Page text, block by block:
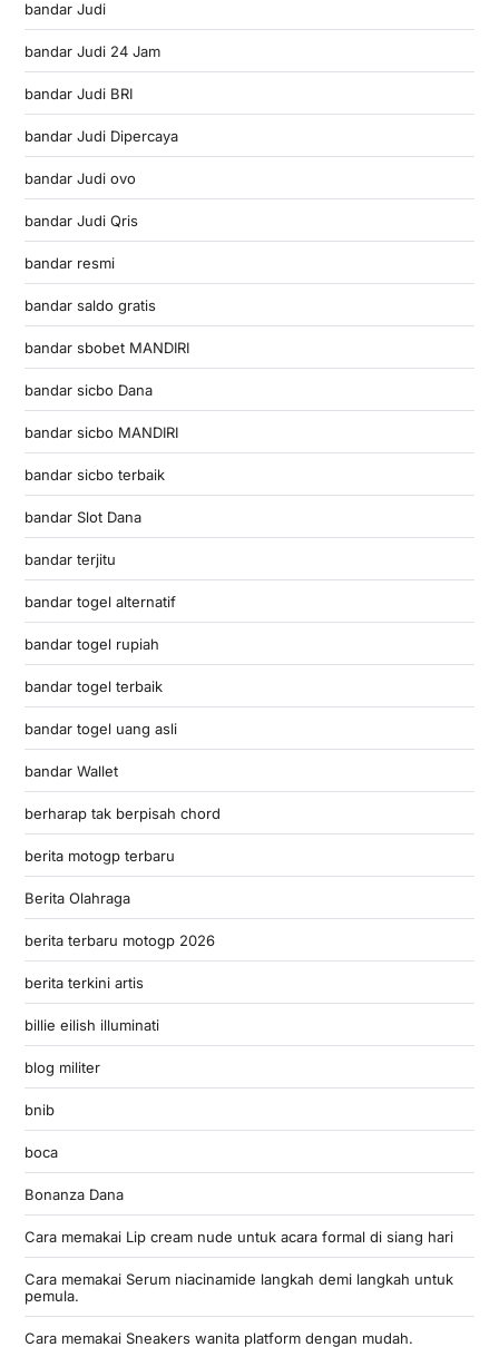
bandar Judi
bandar Judi 24 Jam
bandar Judi BRI
bandar Judi Dipercaya
bandar Judi ovo
bandar Judi Qris
bandar resmi
bandar saldo gratis
bandar sbobet MANDIRI
bandar sicbo Dana
bandar sicbo MANDIRI
bandar sicbo terbaik
bandar Slot Dana
bandar terjitu
bandar togel alternatif
bandar togel rupiah
bandar togel terbaik
bandar togel uang asli
bandar Wallet
berharap tak berpisah chord
berita motogp terbaru
Berita Olahraga
berita terbaru motogp 2026
berita terkini artis
billie eilish illuminati
blog militer
bnib
boca
Bonanza Dana
Cara memakai Lip cream nude untuk acara formal di siang hari
Cara memakai Serum niacinamide langkah demi langkah untuk
pemula.
Cara memakai Sneakers wanita platform dengan mudah.